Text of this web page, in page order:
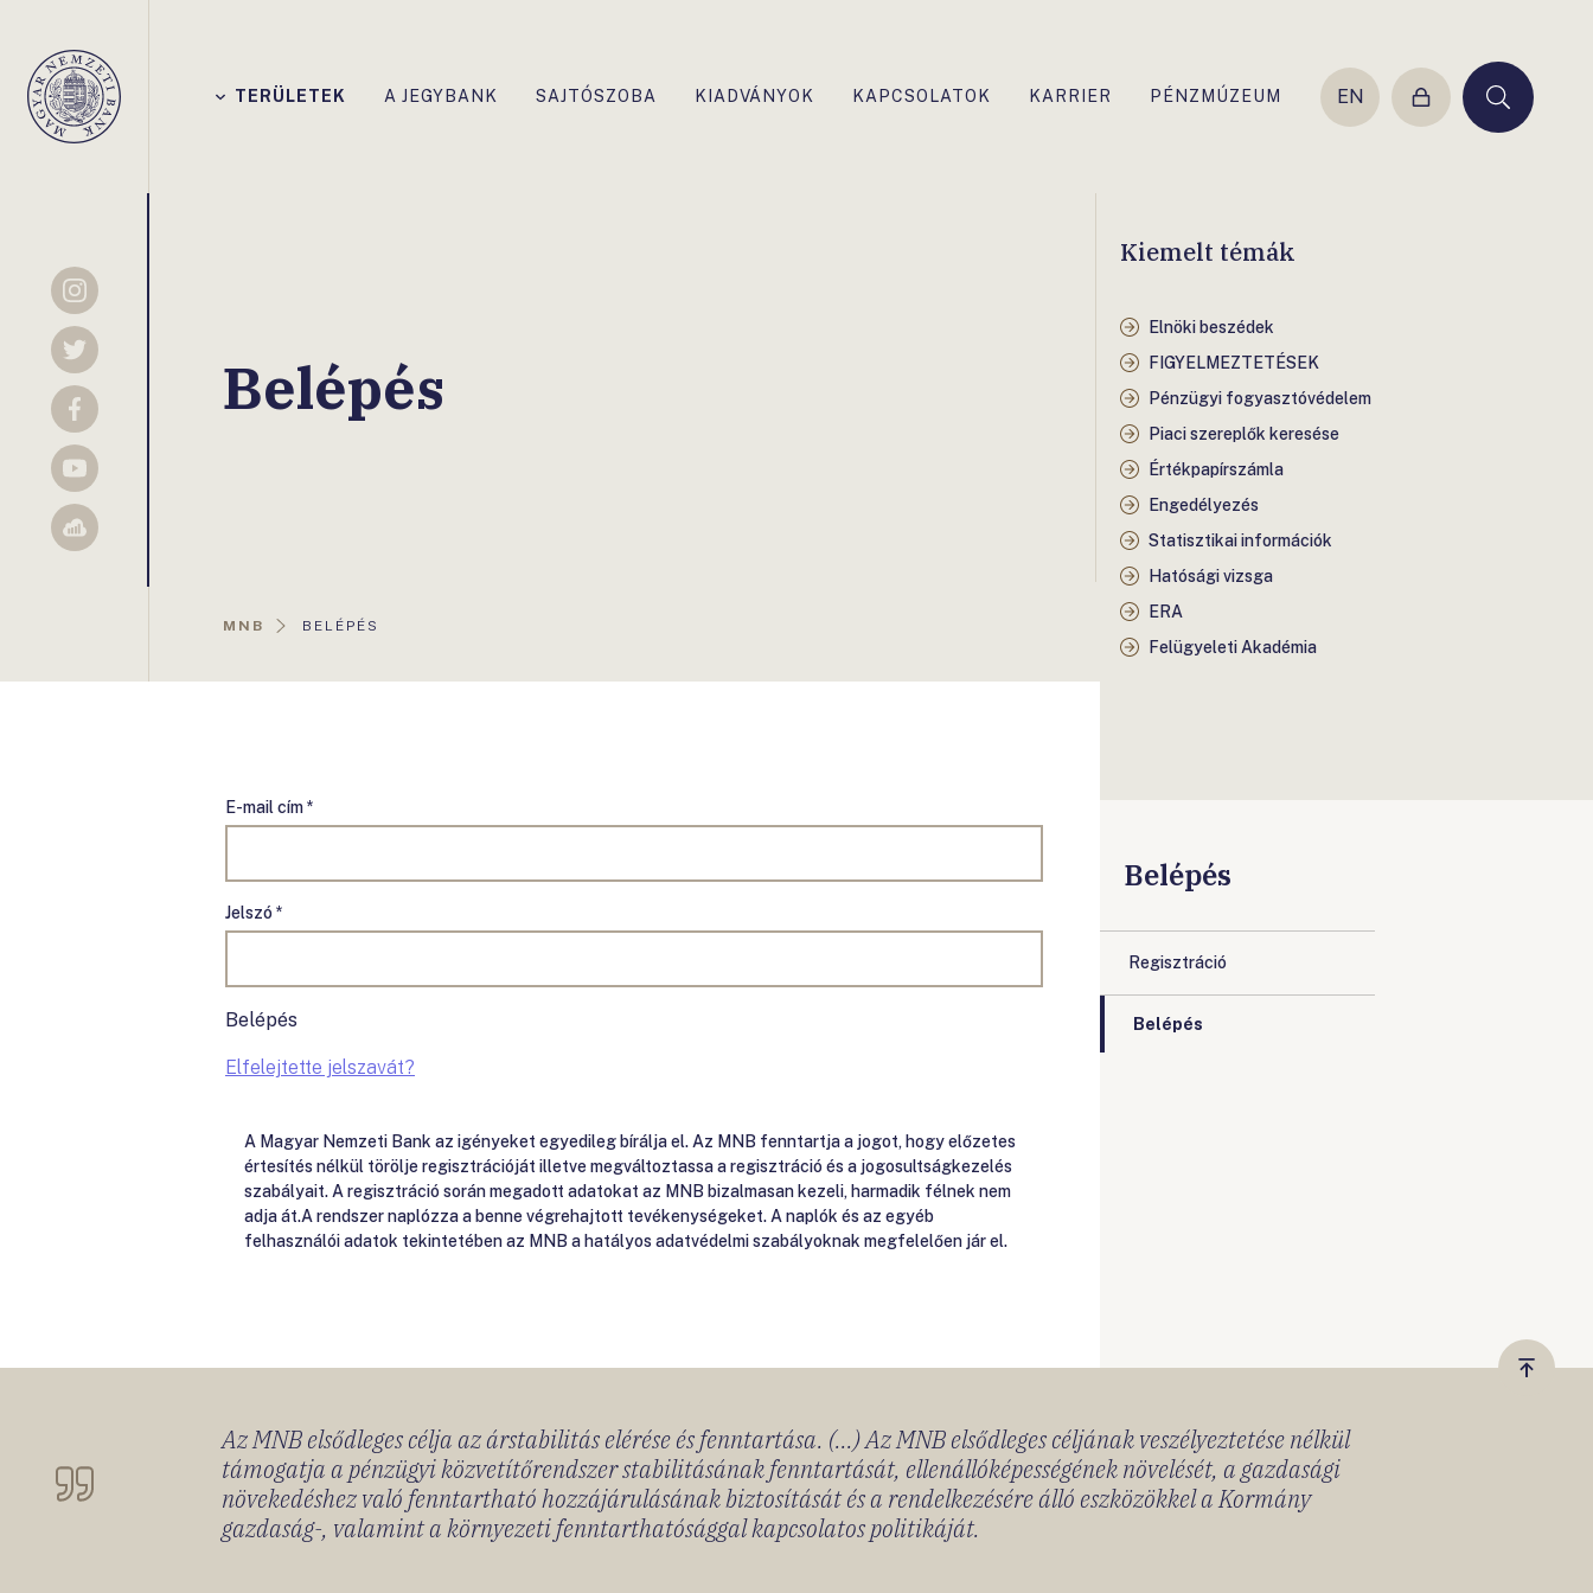
Magyar
Nemzeti
TERÜLETEK A JEGYBANK SAJTÓSZOBA KIADVÁNYOK KAPCSOLATOK KARRIER PÉNZMÚZEUM EN
Belépés Keresés
Instagram
Twitter
Facebook
YouTube
Sellsy
Belépés
MNB
AKTUÁLIS
BELÉPÉS
Kiemelt témák
Elnöki beszédek
FIGYELMEZTETÉSEK
Pénzügyi fogyasztóvédelem
Piaci szereplők keresése
Értékpapírszámla
Engedélyezés
Statisztikai információk
Hatósági vizsga
ERA
Felügyeleti Akadémia
E-mail cím *
Jelszó *
Belépés
Elfelejtette jelszavát?
A Magyar Nemzeti Bank az igényeket egyedileg bírálja el. Az MNB fenntartja a jogot, hogy előzetes
értesítés nélkül törölje regisztrációját illetve megváltoztassa a regisztráció és a jogosultságkezelés
szabályait. A regisztráció során megadott adatokat az MNB bizalmasan kezeli, harmadik félnek nem
adja át.A rendszer naplózza a benne végrehajtott tevékenységeket. A naplók és az egyéb
felhasználói adatok tekintetében az MNB a hatályos adatvédelmi szabályoknak megfelelően jár el.
Belépés
Regisztráció
Belépés
Vissza
Az MNB elsődleges célja az árstabilitás elérése és fenntartása. (...) Az MNB elsődleges céljának veszélyeztetése nélkül
támogatja a pénzügyi közvetítőrendszer stabilitásának fenntartását, ellenállóképességének növelését, a gazdasági
növekedéshez való fenntartható hozzájárulásának biztosítását és a rendelkezésére álló eszközökkel a Kormány
gazdaság-, valamint a környezeti fenntarthatósággal kapcsolatos politikáját.